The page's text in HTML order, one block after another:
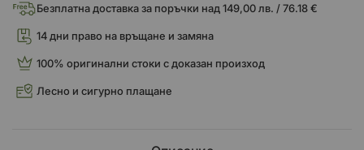
Безплатна доставка за поръчки над 149,00 лв. / 76.18 €
14 дни право на връщане и замяна
100% оригинални стоки с доказан произход
Лесно и сигурно плащане